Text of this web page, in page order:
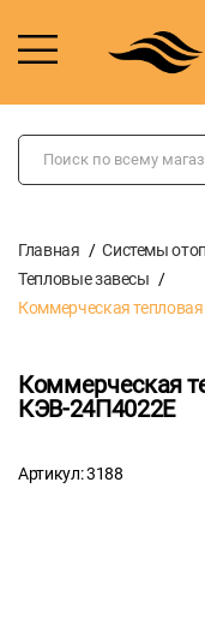
Главная Системы
Тепловые завесы
Коммерческая
Коммерческая
КЭВ-24П4022Е
Артикул: 3188